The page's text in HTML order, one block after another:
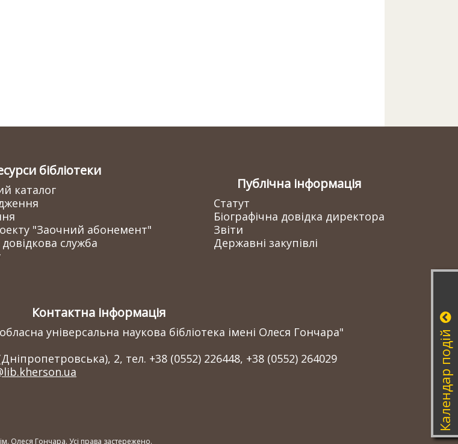
бібліотеки
каталог
"Заочний абонемент"
служба
Публічна інформація
Статут
Біографічна довідка директора
Звіти
Державні закупівлі
Контактна інформація
універсальна наукова бібліотека імені Олеся Гончара"
2, тел. +38 (0552) 226448, +38 (0552) 264029
Олеся Гончара. Усі права застережено.
Календар подій